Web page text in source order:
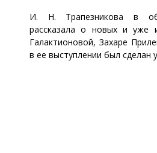
И. Н. Трапезникова в
рассказала о новых и уже
Галактионовой, Захаре
в ее выступлении был сделан